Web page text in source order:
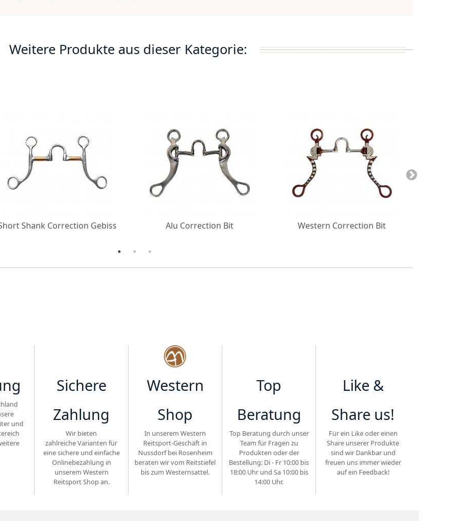
Weitere Produkte aus dieser Kategorie:
Shank Correction Gebiss Alu Correction Bit Western Correction Bit
und
Sichere
Zahlung
Wir bieten
zahlreiche Varianten für
eine sichere und einfache
Onlinebezahlung in
unserem Western
Reitsport Shop an.
Western
Shop
In unserem Western
Reitsport-Geschäft in
Nussdorf bei Rosenheim
beraten wir vom Reitstiefel
bis zum Westernsattel.
Top
Beratung
Top Beratung durch unser
Team für Fragen zu
Produkten oder der
Bestellung: Di - Fr 10:00 bis
18:00 Uhr und Sa 10:00 bis
14:00 Uhr.
Like &
Share us!
Für ein Like oder einen
Share unserer Produkte
sind wir Dankbar und
freuen uns immer wieder
auf ein Feedback!